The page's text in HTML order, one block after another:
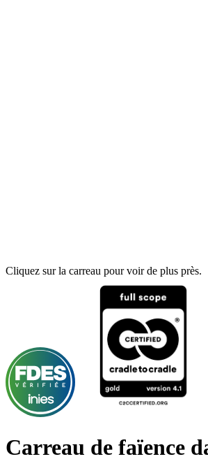
Cliquez sur la carreau pour voir de plus près.
Carreau de faïence